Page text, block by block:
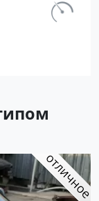
по
км.